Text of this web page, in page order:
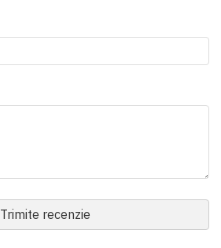
Trimite recenzie